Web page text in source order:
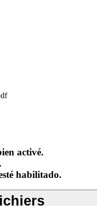
activé.
habilitado.